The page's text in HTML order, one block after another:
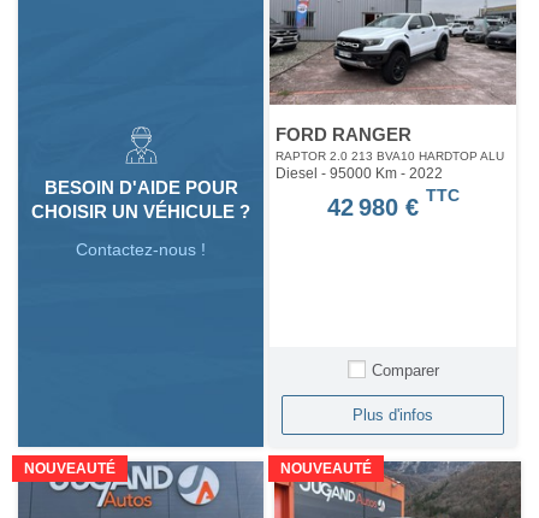
BESOIN D'AIDE POUR
CHOISIR UN VÉHICULE ?
Contactez-nous !
FORD RANGER
RAPTOR 2.0 213 BVA10 HARDTOP ALU
Diesel - 95000 Km- 2022
42 980 € TTC
Comparer
Plus d'infos
NOUVEAUTÉ NOUVEAUTÉ